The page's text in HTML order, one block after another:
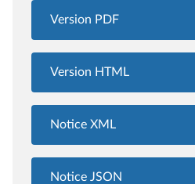
Version PDF
Version HTML
Notice XML
Notice JSON